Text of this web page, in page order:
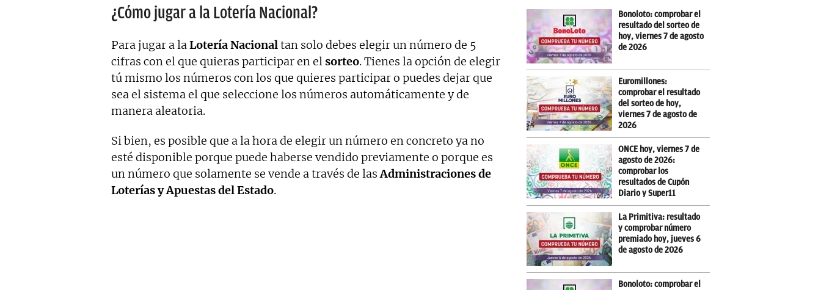
¿Cómo jugar a la Lotería Nacional?
Para jugar a laLotería Nacionaltan solo debes elegir un número de 5
cifras con el que quieras participar en elsorteo. Tienes la opción de elegir
tú mismo los números con los que quieres participar o puedes dejar que
sea el sistema el que seleccione los números automáticamente y de
manera aleatoria.
Si bien, es posible que a la hora de elegir un número en concreto ya no
esté disponible porque puede haberse vendido previamente o porque es
un número que solamente se vende a través de lasAdministraciones de
Loterías y Apuestas del Estado.
Bonoloto: comprobar el
resultado del sorteo de
hoy, viernes 7 de agosto
de 2026
Euromillones:
comprobar el resultado
del sorteo de hoy,
viernes 7 de agosto de
2026
ONCE hoy, viernes 7 de
agosto de 2026:
comprobar los
resultados de Cupón
Diario y Super11
La Primitiva: resultado
y comprobar número
premiado hoy, jueves 6
de agosto de 2026
Bonoloto: comprobar el